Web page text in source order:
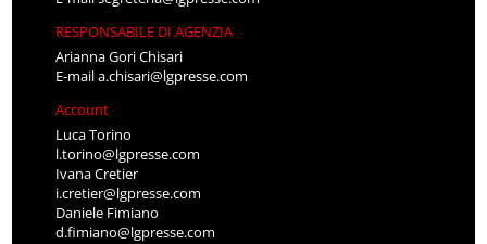
RESPONSABILE DI AGENZIA
Arianna Gori Chisari
E-maila.chisari@lgpresse.com
Account
Luca Torino
l.torino@lgpresse.com
Ivana Cretier
i.cretier@lgpresse.com
Daniele Fimiano
d.fimiano@lgpresse.com